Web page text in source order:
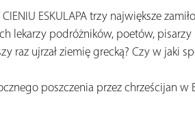
ESKULAPA trzy największe
lekarzy podróżników, poetów,
raz ujrzał ziemię grecką? Czy w jaki
poszczenia przez chrześcijan